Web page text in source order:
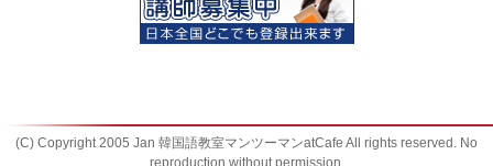
(C) Copyright 2005 Jan 韓国語教室マンツーマンatCafe All rights reserved. No
reproduction without permission.